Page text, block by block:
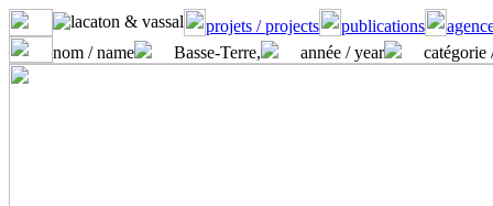
projets / projects publications
nom / name
Basse-Terre, année / year catégorie